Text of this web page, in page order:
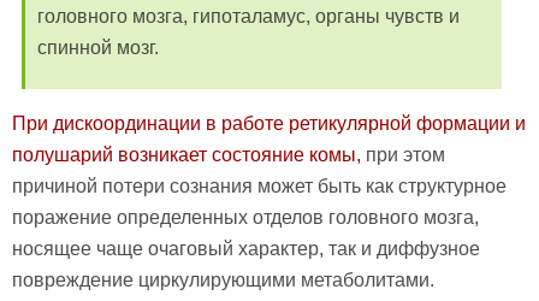
головного мозга, гипоталамус, органы чувств и
спинной мозг.
При дискоординации в работе ретикулярной формации и
полушарий возникает состояние комы, при этом
причиной потери сознания может быть как структурное
поражение определенных отделов головного мозга,
носящее чаще очаговый характер, так и диффузное
повреждение циркулирующими метаболитами.